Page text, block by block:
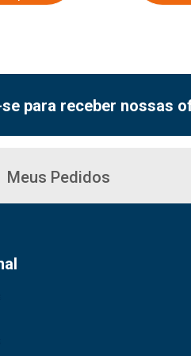
para receber nossas
Meus Pedidos